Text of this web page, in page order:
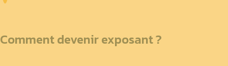
Comment devenir exposant ?